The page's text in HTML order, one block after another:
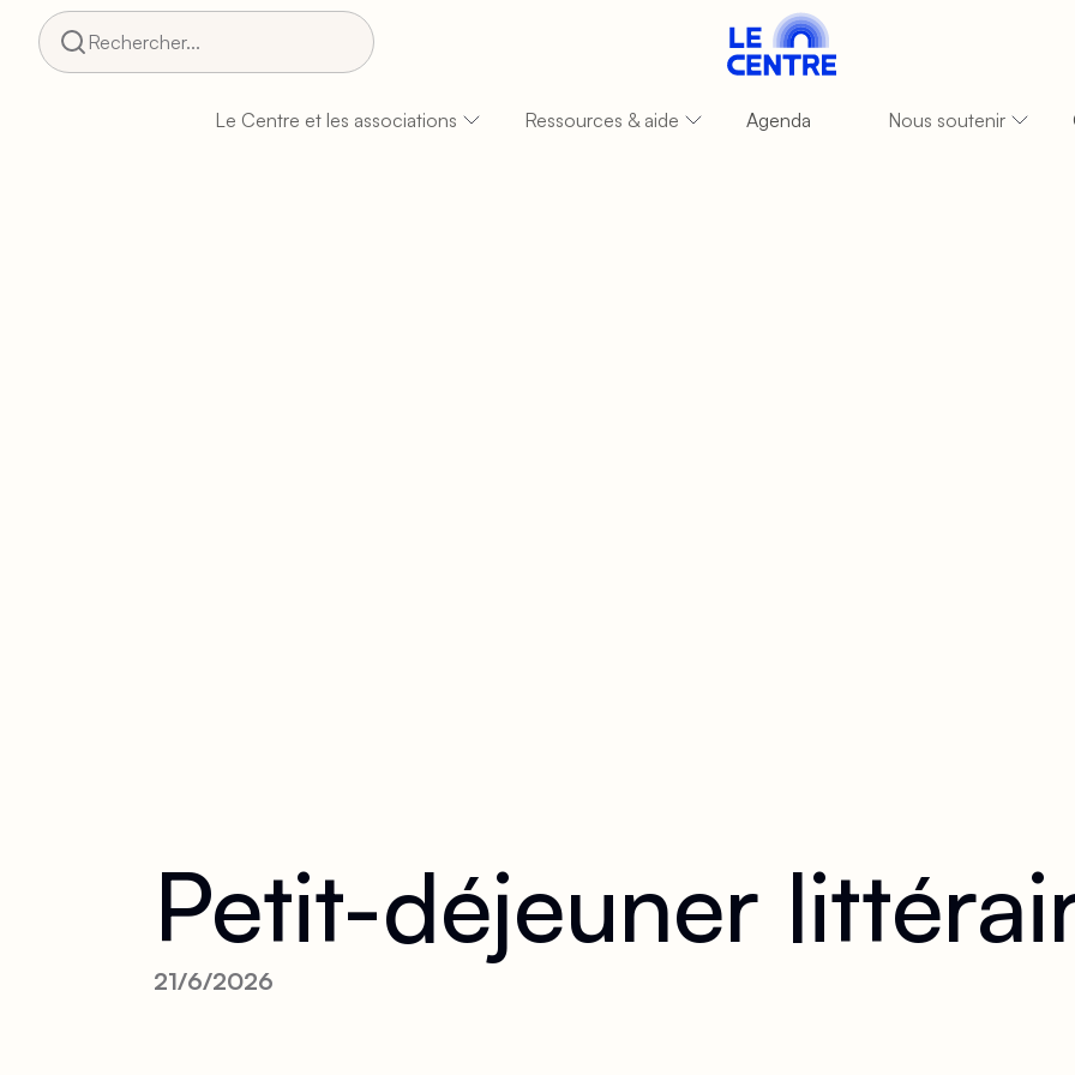
Rechercher...
Le Centre et les associations Ressources & aide Agenda Nous soutenir
Petit-déjeuner
21/6/2026